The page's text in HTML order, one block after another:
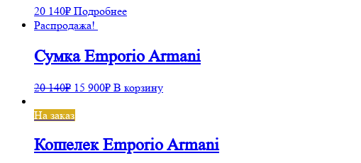
20 140₽ Подробнее
Распродажа!
Сумка Emporio Armani
20 140₽ 15 900₽ В корзину
На заказ
Кошелек Emporio Armani